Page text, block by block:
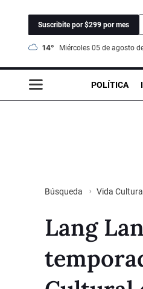
Suscribite por $299 por mes
14° miércoles 05 de agosto
POLÍTICA
Búsqueda Vida
Lang